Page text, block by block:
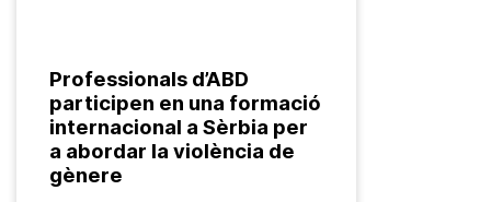
Professionals d’ABD
participen en una formació
internacional a Sèrbia per
a abordar la violència de
gènere